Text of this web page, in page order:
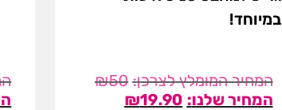
במיוחד!
₪50
₪19.90